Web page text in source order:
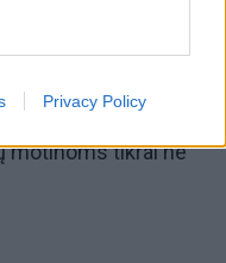
Privacy Policy
motinos
bet
Tos jų tvirtybės
Mes dabar
motinoms tikrai ne